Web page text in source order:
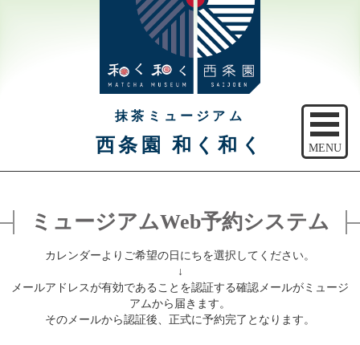
抹茶ミュージアム
西条園 和く和く MENU
ご予約
アクセス
注意事項
ミュージアムWeb予約システム
カレンダーよりご希望の日にちを選択してください。
↓
メールアドレスが有効であることを認証する確認メールがミュージ
アムから届きます。
そのメールから認証後、正式に予約完了となります。